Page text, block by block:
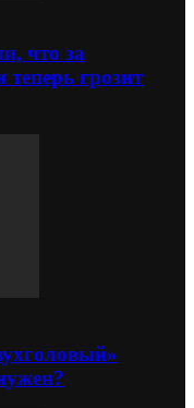
что за
теперь грозит